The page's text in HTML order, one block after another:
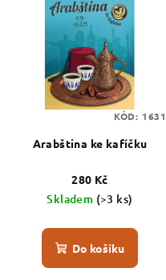
Arabština ke kafíčku
280 Kč
Skladem (>3 ks)
Do košíku
KÓD: 1631